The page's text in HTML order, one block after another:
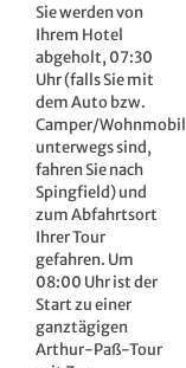
Sie werden von
Ihrem Hotel
abgeholt, 07:30
Uhr (falls Sie mit
dem Auto bzw.
Camper/Wohnmobil
unterwegs sind,
fahren Sie nach
Spingfield) und
zum Abfahrtsort
Ihrer Tour
gefahren. Um
08:00 Uhr ist der
Start zu einer
ganztägigen
Arthur-Paß-Tour